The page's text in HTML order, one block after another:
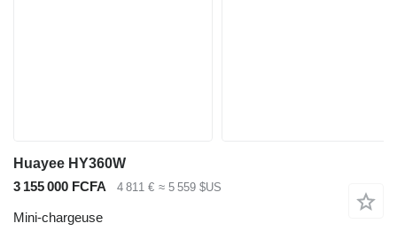
Huayee HY360W
3 155 000 FCFA
4 811 € ≈ 5 559 $US
Mini-chargeuse